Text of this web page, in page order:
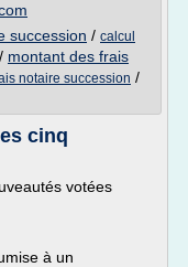
succession / calcul
/ montant des frais
notaire succession /
cinq
votées
à un